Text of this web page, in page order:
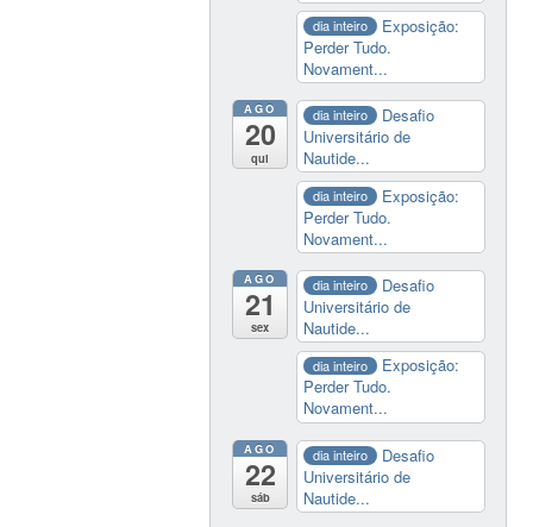
dia inteiro
Exposição:
Perder Tudo.
Novament...
AGO
20
qui
dia inteiro
Desafio
Universitário de
Nautide...
dia inteiro
Exposição:
Perder Tudo.
Novament...
AGO
21
sex
dia inteiro
Desafio
Universitário de
Nautide...
dia inteiro
Exposição:
Perder Tudo.
Novament...
AGO
22
sáb
dia inteiro
Desafio
Universitário de
Nautide...